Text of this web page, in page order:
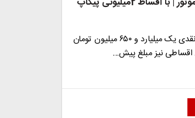
قیمت این خودرو در شرایط فروش نقدی یک میلیارد و ۶۵۰ میلیون تومان
نیز مبلغ پیش…